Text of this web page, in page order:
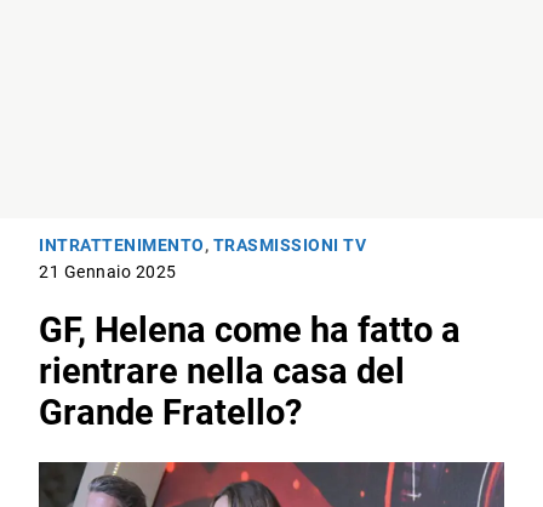
INTRATTENIMENTO, TRASMISSIONI TV
21 Gennaio 2025
GF, Helena come ha fatto a
rientrare nella casa del
Grande Fratello?